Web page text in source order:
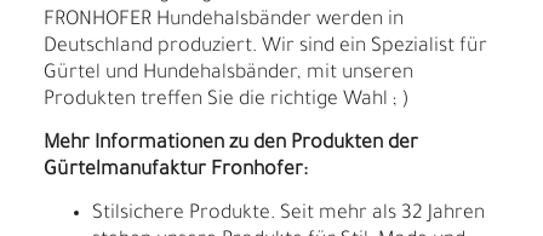
FRONHOFER Hundehalsbänder werden in
Deutschland produziert. Wir sind ein Spezialist für
Gürtel und Hundehalsbänder, mit unseren
Produkten treffen Sie die richtige Wahl ; )
Mehr Informationen zu den Produkten der
Gürtelmanufaktur Fronhofer:
Stilsichere Produkte. Seit mehr als 32 Jahren